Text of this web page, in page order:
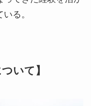
る。
いて】